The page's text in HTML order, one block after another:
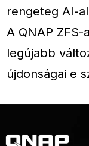
rengeteg AI-
A QNAP
legújabb
újdonságai e